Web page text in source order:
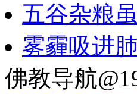
五谷杂粮
雾霾吸进
佛教导航